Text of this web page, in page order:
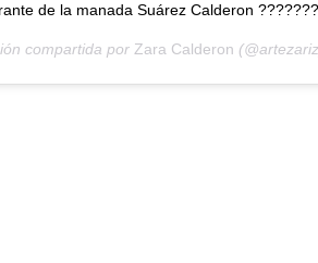
de la manada Suárez Calderon
compartida porZara Calderon